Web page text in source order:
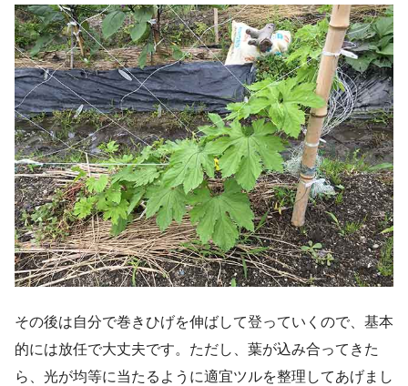
その後は自分で巻きひげを伸ばして登っていくので、基本
的には放任で大丈夫です。ただし、葉が込み合ってきた
ら、光が均等に当たるように適宜ツルを整理してあげまし